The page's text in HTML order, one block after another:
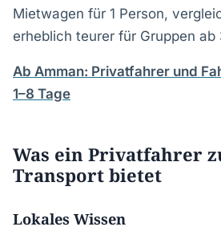
Mietwagen für 1 Person,
erheblich teurer für Gruppen ab
Ab Amman: Privatfahrer und
1–8 Tage
Was ein Privatfahrer
Transport bietet
Lokales Wissen